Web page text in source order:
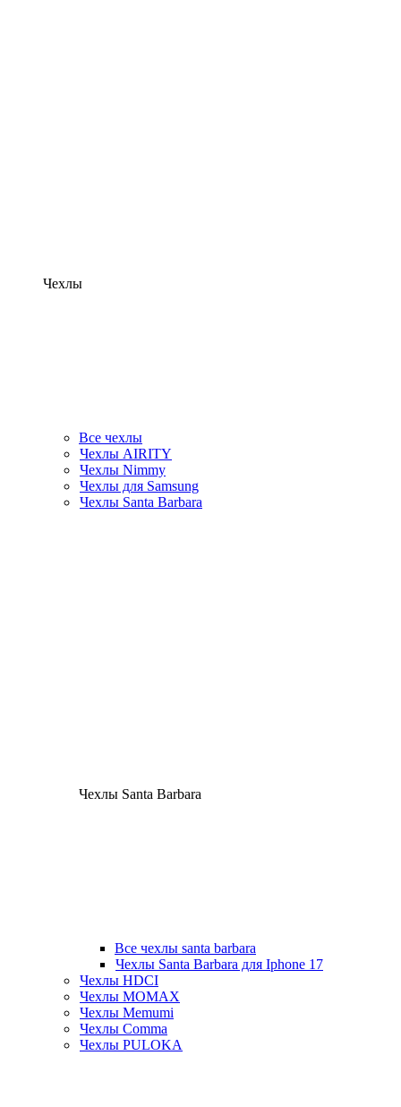
Чехлы
Все чехлы
Чехлы AIRITY
Чехлы Nimmy
Чехлы для Samsung
Чехлы Santa Barbara
Чехлы Santa Barbara
Все чехлы santa barbara
Чехлы Santa Barbara для Iphone 17
Чехлы HDCI
Чехлы MOMAX
Чехлы Memumi
Чехлы Comma
Чехлы PULOKA